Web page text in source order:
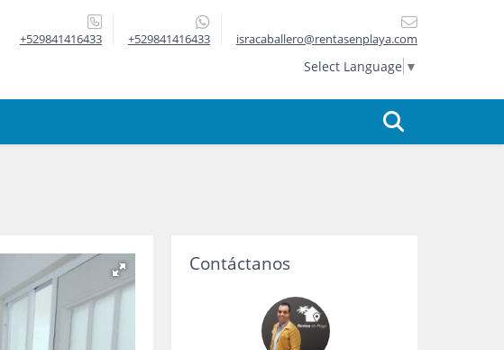
+529841416433 +529841416433 isracaballero@rentasenplaya.com
Select Language ▼
Contáctanos